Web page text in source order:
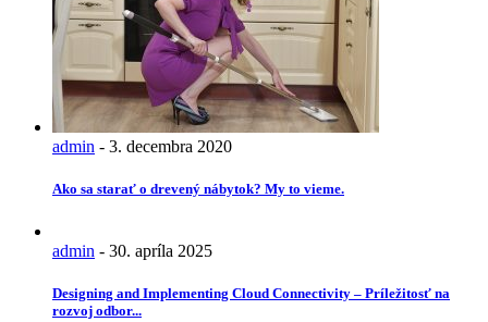
admin - 3. decembra 2020
Ako sa starať o drevený nábytok? My to vieme.
admin - 30. apríla 2025
Designing and Implementing Cloud Connectivity – Príležitosť na
rozvoj odbor...